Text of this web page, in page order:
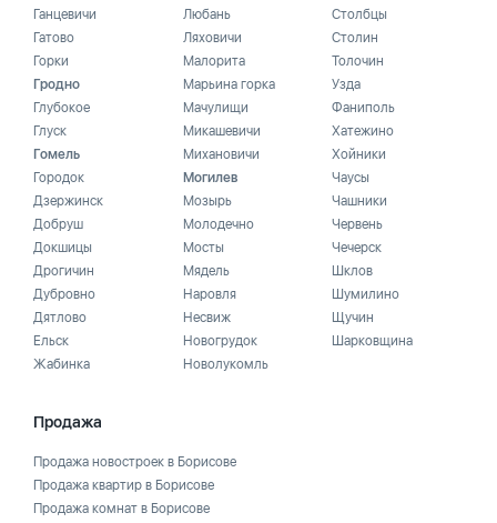
Ганцевичи
Гатово
Горки
Гродно
Глубокое
Глуск
Гомель
Городок
Дзержинск
Добруш
Докшицы
Дрогичин
Дубровно
Дятлово
Ельск
Жабинка
Любань
Ляховичи
Малорита
Марьина горка
Мачулищи
Микашевичи
Михановичи
Могилев
Мозырь
Молодечно
Мосты
Мядель
Наровля
Несвиж
Новогрудок
Новолукомль
Столбцы
Столин
Толочин
Узда
Фаниполь
Хатежино
Хойники
Чаусы
Чашники
Червень
Чечерск
Шклов
Шумилино
Щучин
Шарковщина
Продажа
Продажа новостроек в Борисове
Продажа квартир в Борисове
Продажа комнат в Борисове